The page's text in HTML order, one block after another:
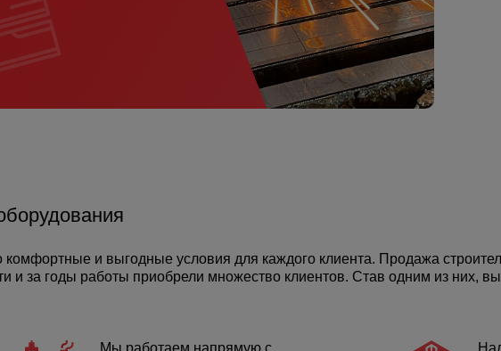
и выгодные условия для каждого клиента. Продажа
и за годы работы приобрели множество клиентов. Став одним из них,
Мы работаем напрямую с